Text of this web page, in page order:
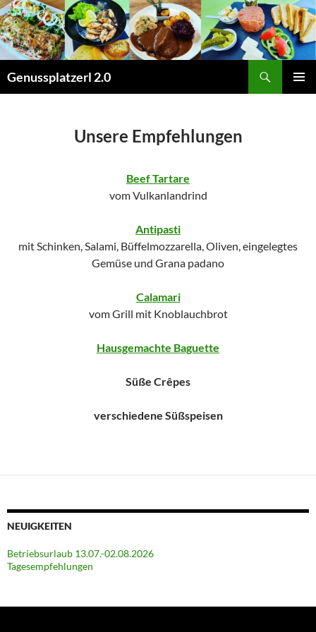
Zum
Inhalt
springen
Genussplatzerl 2.0
Unsere Empfehlungen
Beef Tartare
vom Vulkanlandrind
Antipasti
mit Schinken, Salami, Büffelmozzarella, Oliven, eingelegtes
Gemüse und Grana padano
Calamari
vom Grill mit Knoblauchbrot
Hausgemachte Baguette
Süße Crêpes
verschiedene Süßspeisen
NEUIGKEITEN
Betriebsurlaub 13.07.-02.08.2026
Tagesempfehlungen